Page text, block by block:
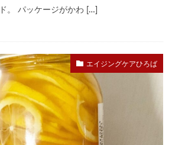
。 パッケージがかわ […]
エイジングケアひろば